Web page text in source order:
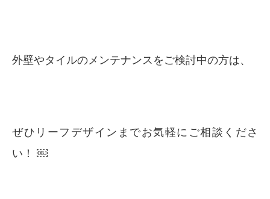
外壁やタイルのメンテナンスをご検討中の方は、
ぜひリーフデザインまでお気軽にご相談くださ
い！ ￼